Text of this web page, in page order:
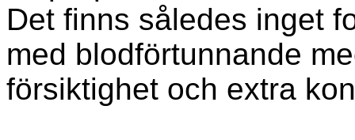
Det finns således inget
med blodförtunnande
försiktighet och extra